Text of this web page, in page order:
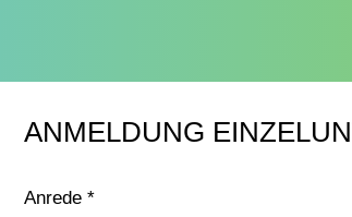
ANMELDUNG
Anrede *